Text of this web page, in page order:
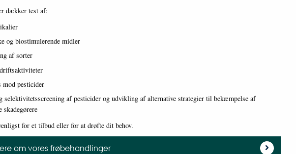
dækker test af:
og biostimulerende midler
af sorter
mod pesticider
selektivitetsscreening af pesticider og udvikling af alternative strategier til bekæmpelse af
skadegørere
for et tilbud eller for at drøfte dit behov.
om vores frøbehandlinger